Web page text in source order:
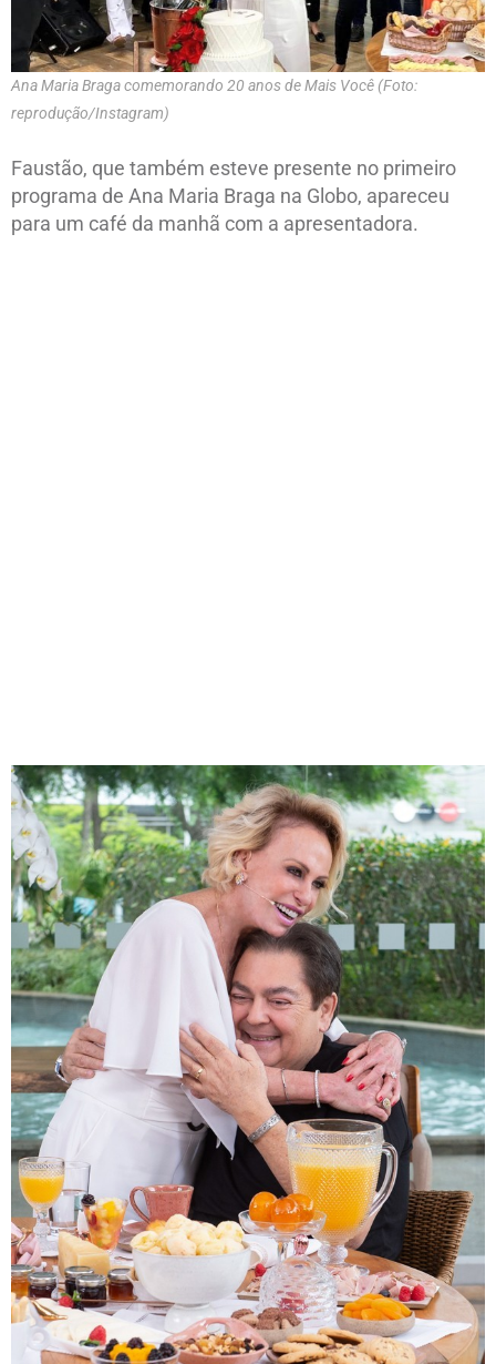
Ana Maria Braga comemorando 20 anos de Mais Você (Foto:
reprodução/Instagram)
Faustão, que também esteve presente no primeiro
programa de Ana Maria Braga na Globo, apareceu
para um café da manhã com a apresentadora.